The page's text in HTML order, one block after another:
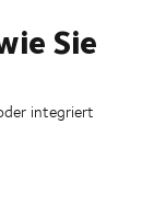
Sie
integriert